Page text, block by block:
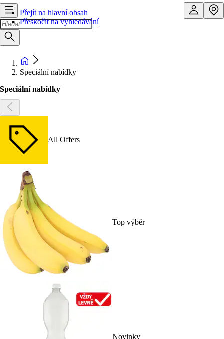
Přejít na hlavní obsah
Přeskočit na vyhledávání
Speciální nabídky
Speciální nabídky
All Offers
Top výběr
Novinky